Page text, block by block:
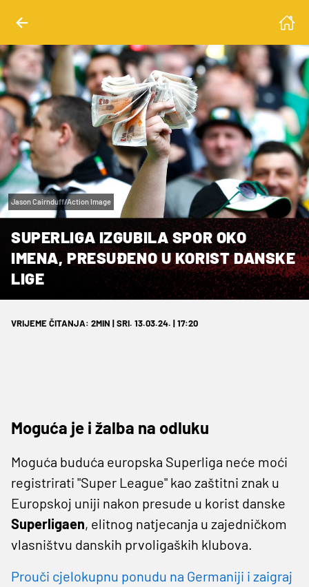
Jason Cairnduff/Action Image
SUPERLIGA IZGUBILA SPOR OKO
IMENA, PRESUĐENO U KORIST DANSKE
LIGE
VRIJEME ČITANJA: 2MIN | SRI. 13.03.24. | 17:20
Moguća je i žalba na odluku
Moguća buduća europska Superliga neće moći
registrirati "Super League" kao zaštitni znak u
Europskoj uniji nakon presude u korist danske
Superligaen, elitnog natjecanja u zajedničkom
vlasništvu danskih prvoligaških klubova.
Prouči cjelokupnu ponudu na Germaniji i zaigraj